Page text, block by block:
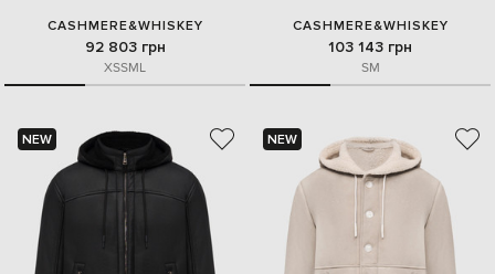
CASHMERE&WHISKEY
92 803 грн
XSSML
CASHMERE&WHISKEY
103 143 грн
SM
NEW NEW